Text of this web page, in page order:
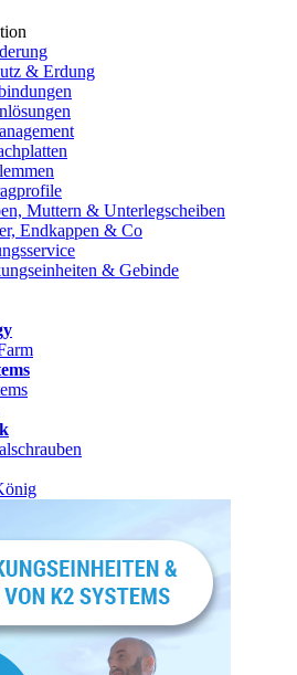
& Erdung
Muttern & Unterlegscheiben
Endkappen & Co
& Gebinde